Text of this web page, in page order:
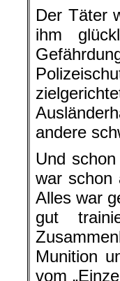
Der Täter
ihm
andere
Und
war schon
Alles war
gut
Munition
vom